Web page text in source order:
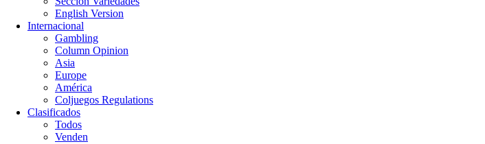
English Version
Internacional
Gambling
Column Opinion
Asia
Europe
América
Coljuegos Regulations
Clasificados
Todos
Venden